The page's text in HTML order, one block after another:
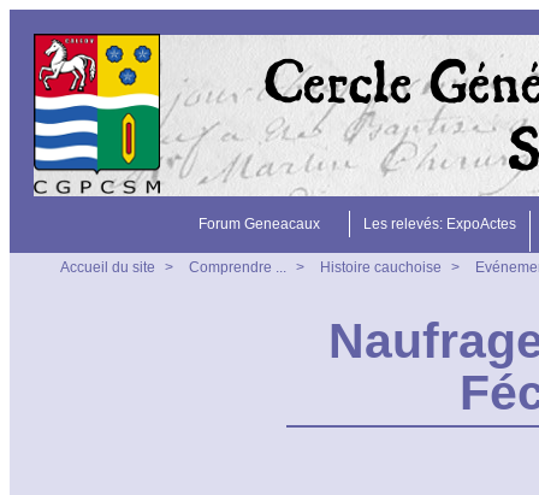
Forum Geneacaux Les relevés: ExpoActes
Accueil du site > Comprendre ... > Histoire cauchoise >